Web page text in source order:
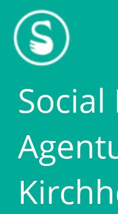
Inhalt
springen